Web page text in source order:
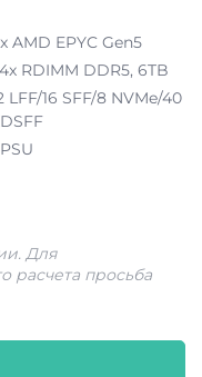
x AMD EPYC Gen5
RDIMM DDR5, 6TB
LFF/16 SFF/8 NVMe/40
Для
расчета просьба